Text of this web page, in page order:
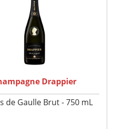
Drappier
de Gaulle Brut - 750 mL